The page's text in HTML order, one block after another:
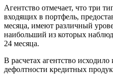
Агентство отмечает, что три
входящих в портфель,
месяца, имеют различный
наибольший из которых
24 месяца.
В расчетах агентство
дефолтности кредитных